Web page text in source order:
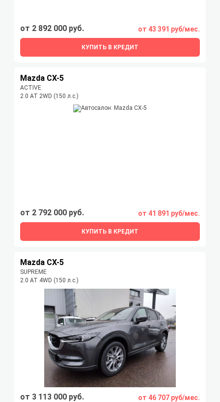
от 2 892 000 руб. от 43 391 руб/мес.
КУПИТЬ В КРЕДИТ
Mazda CX-5
ACTIVE
2.0 AT 2WD (150 л.с.)
от 2 792 000 руб. от 41 891 руб/мес.
КУПИТЬ В КРЕДИТ
Mazda CX-5
SUPREME
2.0 AT 4WD (150 л.с.)
от 3 113 000 руб. от 46 707 руб/мес.